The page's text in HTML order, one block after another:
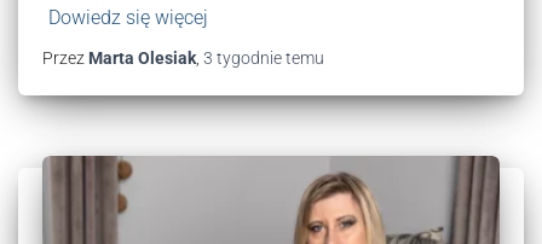
Dowiedz się więcej
Przez Marta Olesiak 3 tygodnietemu